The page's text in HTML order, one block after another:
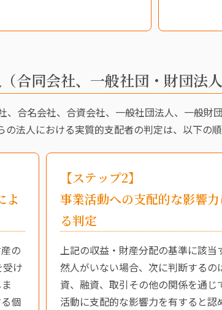
合同会社、一般社団・財団法
、合名会社、合資会社、一般社団法人、一般
法人における実質的支配者の判定は、以下の順
よ
の
け
個
【ステップ2】
事業活動への支配的な影響
る判定
上記の収益・財産分配の基準に該当
然人がいない場合、次に判断するの
資、融資、取引その他の関係を通じ
活動に支配的な影響力を有すると認